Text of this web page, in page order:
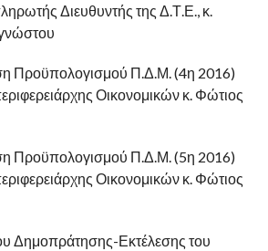
Διευθυντής της Δ.Τ.Ε., κ.
Προϋπολογισμού Π.Δ.Μ. (4η 2016)
Οικονομικών κ. Φώτιος
Προϋπολογισμού Π.Δ.Μ. (5η 2016)
Οικονομικών κ. Φώτιος
Δημοπράτησης-Εκτέλεσης του